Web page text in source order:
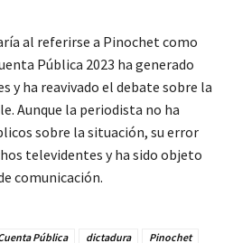
al referirse a Pinochet como
Pública 2023 ha generado
y ha reavivado el debate sobre la
Aunque la periodista no ha
sobre la situación, su error
televidentes y ha sido objeto
comunicación.
Pública dictadura
Pinochet